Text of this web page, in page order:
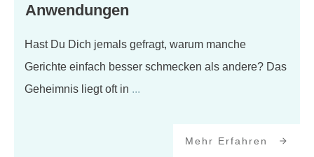
Anwendungen
Hast Du Dich jemals gefragt, warum manche
Gerichte einfach besser schmecken als andere? Das
Geheimnis liegt oft in ...
Mehr Erfahren